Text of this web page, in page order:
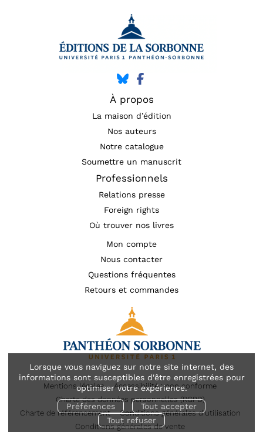
Lorsque vous naviguez sur notre site internet, des
informations sont susceptibles d'être enregistrées pour
optimiser votre expérience.
Préférences
Tout accepter
Tout refuser
À propos
La maison d’édition
Nos auteurs
Notre catalogue
Soumettre un manuscrit
Professionnels
Relations presse
Foreign rights
Où trouver nos livres
Mon compte
Nous contacter
Questions fréquentes
Retours et commandes
Mentions légales
Accessibilité : non conforme
Charte des données personnelles (RGPD)
Charte de référencement
Conditions générales d’utilisation
Conditions générales de vente